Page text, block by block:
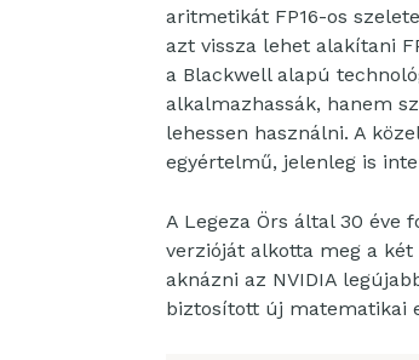
aritmetikát FP16-os
azt vissza lehet alakítani
a Blackwell alapú
alkalmazhassák, hanem
lehessen használni. A
egyértelmű, jelenleg is
A Legeza Örs által 30
verzióját alkotta meg a
aknázni az NVIDIA
biztosított új matematikai